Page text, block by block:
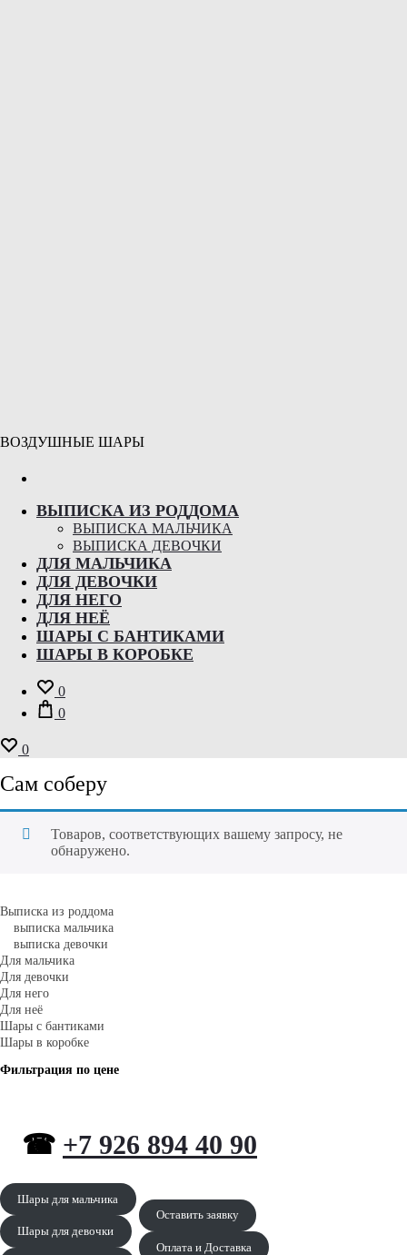
ВОЗДУШНЫЕ ШАРЫ
ВЫПИСКА ИЗ РОДДОМА
ВЫПИСКА МАЛЬЧИКА
ВЫПИСКА ДЕВОЧКИ
ДЛЯ МАЛЬЧИКА
ДЛЯ ДЕВОЧКИ
ДЛЯ НЕГО
ДЛЯ НЕЁ
ШАРЫ С БАНТИКАМИ
ШАРЫ В КОРОБКЕ
0
0
0
Сам соберу
Товаров, соответствующих вашему запросу, не
обнаружено.
Выписка из роддома
выписка мальчика
выписка девочки
Для мальчика
Для девочки
Для него
Для неё
Шары с бантиками
Шары в коробке
Фильтрация по цене
☎ +7 926 894 40 90
Шары для мальчика
Шары для девочки
Оставить заявку
Оплата и Доставка